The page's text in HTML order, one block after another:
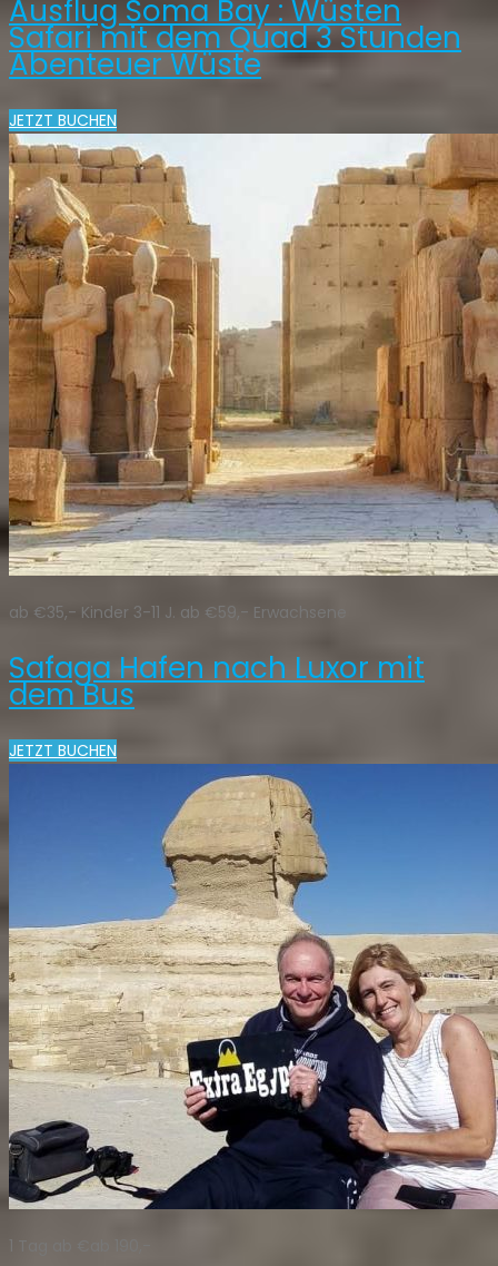
Ausflug Soma Bay : Wüsten
Safari mit dem Quad 3 Stunden
Abenteuer Wüste
JETZT BUCHEN
ab €35,- Kinder 3-11 J. ab €59,- Erwachsene
Safaga Hafen nach Luxor mit
dem Bus
JETZT BUCHEN
1 Tag ab €ab 190,-